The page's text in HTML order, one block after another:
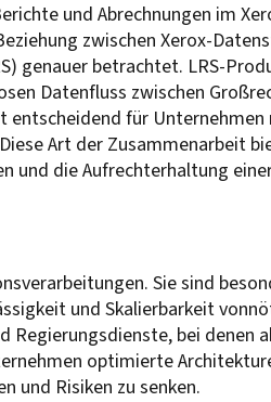
und Abrechnungen im
zwischen Xerox-
genauer betrachtet. LRS-
Datenfluss zwischen
entscheidend für
Art der Zusammenarbeit
und die Aufrechterhaltung
Sie sind
und Skalierbarkeit
Regierungsdienste, bei
optimierte
und Risiken zu senken.